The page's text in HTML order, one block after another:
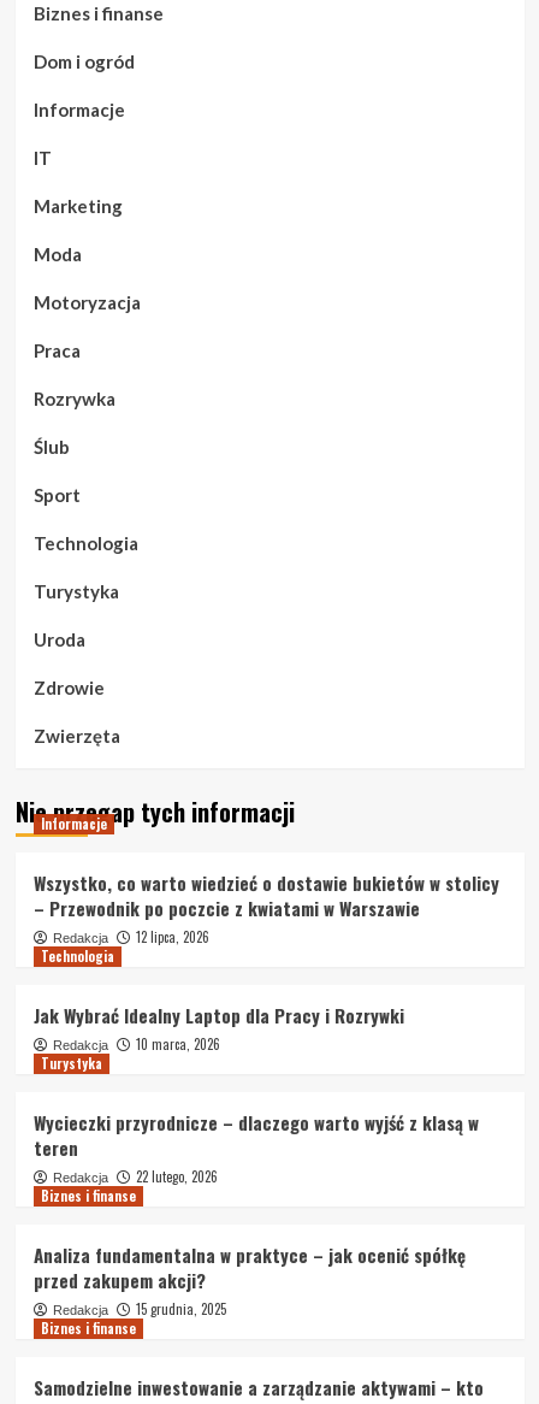
Biznes i finanse
Dom i ogród
Informacje
IT
Marketing
Moda
Motoryzacja
Praca
Rozrywka
Ślub
Sport
Technologia
Turystyka
Uroda
Zdrowie
Zwierzęta
Nie przegap tych informacji
Informacje
Wszystko, co warto wiedzieć o dostawie bukietów w stolicy
– Przewodnik po poczcie z kwiatami w Warszawie
Redakcja
12 lipca, 2026
Technologia
Jak Wybrać Idealny Laptop dla Pracy i Rozrywki
Redakcja
10 marca, 2026
Turystyka
Wycieczki przyrodnicze – dlaczego warto wyjść z klasą w
teren
Redakcja
22 lutego, 2026
Biznes i finanse
Analiza fundamentalna w praktyce – jak ocenić spółkę
przed zakupem akcji?
Redakcja
15 grudnia, 2025
Biznes i finanse
Samodzielne inwestowanie a zarządzanie aktywami – kto